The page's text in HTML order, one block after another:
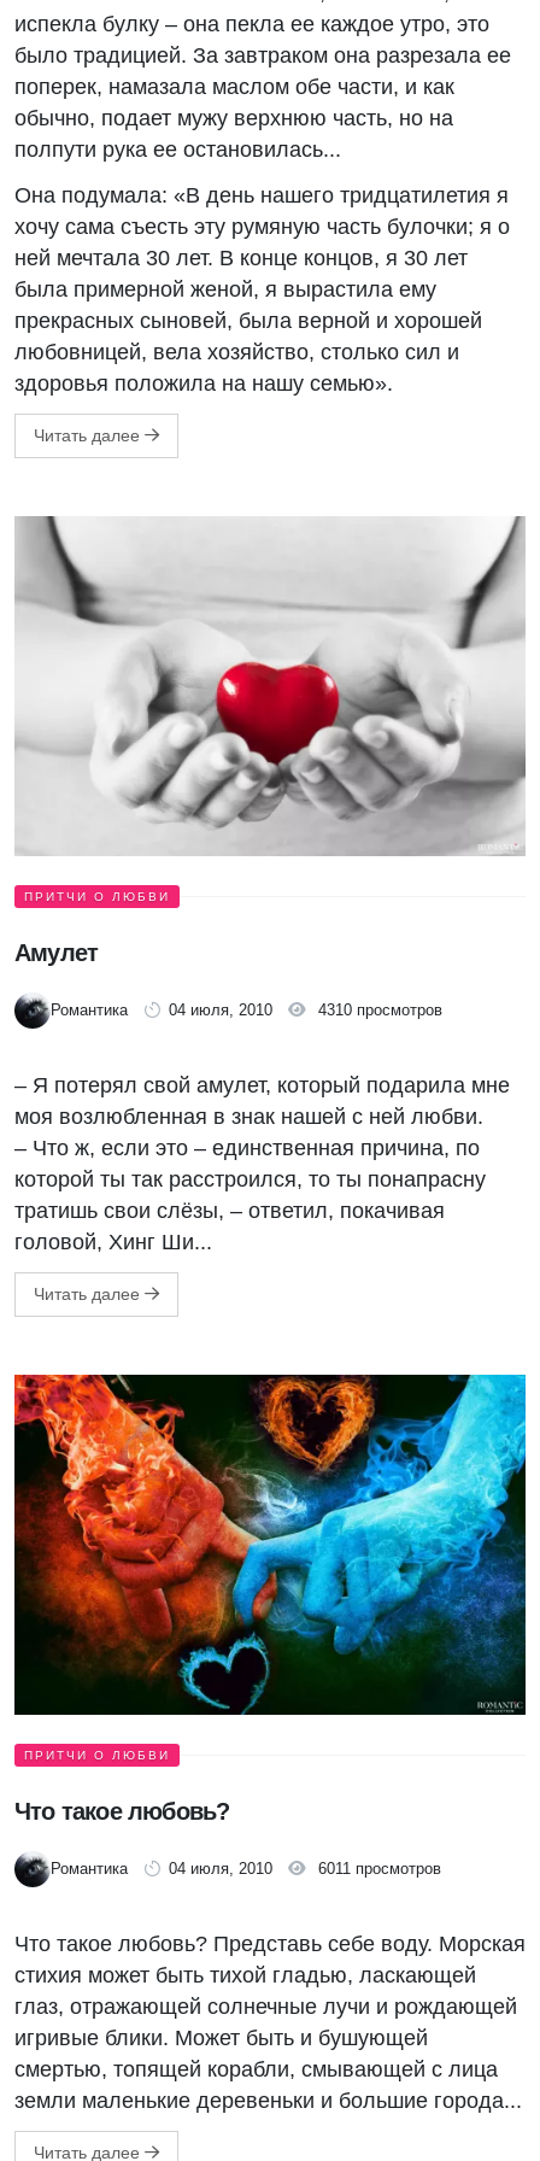
испекла булку – она пекла ее каждое утро, это
было традицией. За завтраком она разрезала ее
поперек, намазала маслом обе части, и как
обычно, подает мужу верхнюю часть, но на
полпути рука ее остановилась...
Она подумала: «В день нашего тридцатилетия я
хочу сама съесть эту румяную часть булочки; я о
ней мечтала 30 лет. В конце концов, я 30 лет
была примерной женой, я вырастила ему
прекрасных сыновей, была верной и хорошей
любовницей, вела хозяйство, столько сил и
здоровья положила на нашу семью».
Читать далее
ПРИТЧИ О ЛЮБВИ
Амулет
Романтика 04 июля, 2010 4310 просмотров
– Я потерял свой амулет, который подарила мне
моя возлюбленная в знак нашей с ней любви.
– Что ж, если это – единственная причина, по
которой ты так расстроился, то ты понапрасну
тратишь свои слёзы, – ответил, покачивая
головой, Хинг Ши...
Читать далее
ПРИТЧИ О ЛЮБВИ
Что такое любовь?
Романтика 04 июля, 2010 6011 просмотров
Что такое любовь? Представь себе воду. Морская
стихия может быть тихой гладью, ласкающей
глаз, отражающей солнечные лучи и рождающей
игривые блики. Может быть и бушующей
смертью, топящей корабли, смывающей с лица
земли маленькие деревеньки и большие города...
Читать далее